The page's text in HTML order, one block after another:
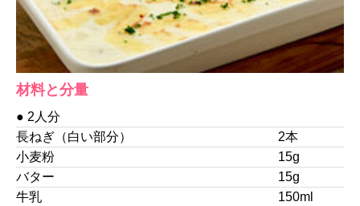
材料と分量
● 2人分
長ねぎ（白い部分）
2本
小麦粉
15g
バター
15g
牛乳
150ml